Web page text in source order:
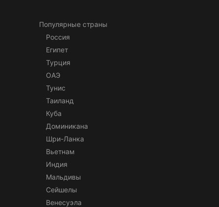
Популярные страны
Россия
Египет
Турция
ОАЭ
Тунис
Таиланд
Куба
Доминикана
Шри-Ланка
Вьетнам
Индия
Мальдивы
Сейшелы
Венесуэла